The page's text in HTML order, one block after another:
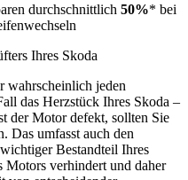
durchschnittlich 50%* bei
Ihres Skoda
wahrscheinlich jeden
das Herzstück Ihres Skoda –
der Motor defekt, sollten Sie
Das umfasst auch den
Bestandteil Ihres
Motors verhindert und daher